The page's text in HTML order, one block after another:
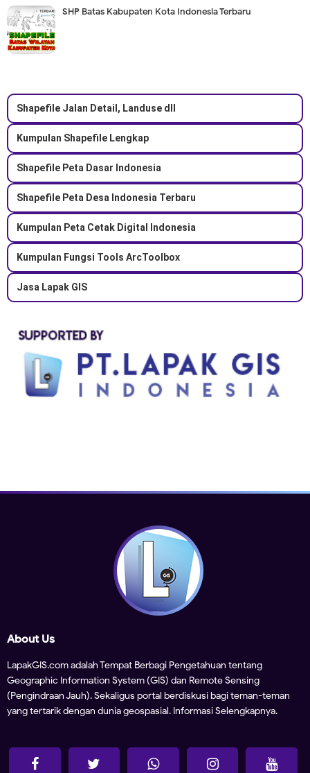
SHP Batas Kabupaten Kota Indonesia Terbaru
Shapefile Jalan Detail, Landuse dll
Kumpulan Shapefile Lengkap
Shapefile Peta Dasar Indonesia
Shapefile Peta Desa Indonesia Terbaru
Kumpulan Peta Cetak Digital Indonesia
Kumpulan Fungsi Tools ArcToolbox
Jasa Lapak GIS
About Us
LapakGIS.com adalah Tempat Berbagi Pengetahuan tentang
Geographic Information System (GIS) dan Remote Sensing
(Pengindraan Jauh). Sekaligus portal berdiskusi bagi teman-teman
yang tertarik dengan dunia geospasial. Informasi Selengkapnya.